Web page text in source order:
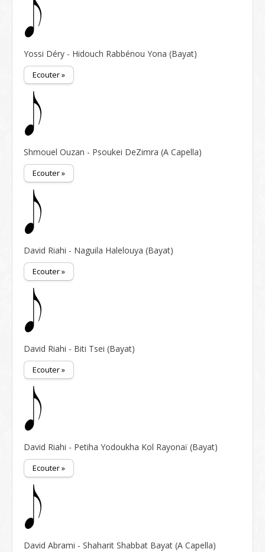
Yossi Déry - Hidouch Rabbénou Yona (Bayat)
Ecouter »
Shmouel Ouzan - Psoukei DeZimra (A Capella)
Ecouter »
David Riahi - Naguila Halelouya (Bayat)
Ecouter »
David Riahi - Biti Tsei (Bayat)
Ecouter »
David Riahi - Petiha Yodoukha Kol Rayonaï (Bayat)
Ecouter »
David Abrami - Shaharit Shabbat Bayat (A Capella)